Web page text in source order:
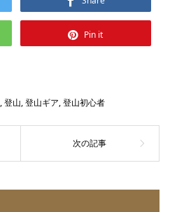
Pin it
,登山,登山ギア,登山初心者